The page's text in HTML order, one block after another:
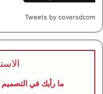
Tweets by coversdcom
ما رأيك في